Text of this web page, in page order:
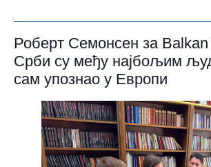
Роберт Семонсен за Balkan
Срби су међу најбољим
сам упознао у Европи